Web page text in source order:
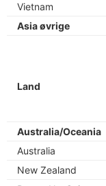
Vietnam
Asia øvrige
Land
Australia/Oceania
Australia
New Zealand